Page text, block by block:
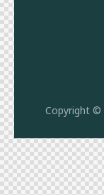
Copyright ©